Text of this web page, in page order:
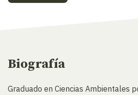
Biografía
Graduado en Ciencias Ambientales